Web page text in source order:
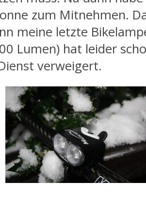
zum Mitnehmen.
meine letzte
Lumen) hat leider
verweigert.